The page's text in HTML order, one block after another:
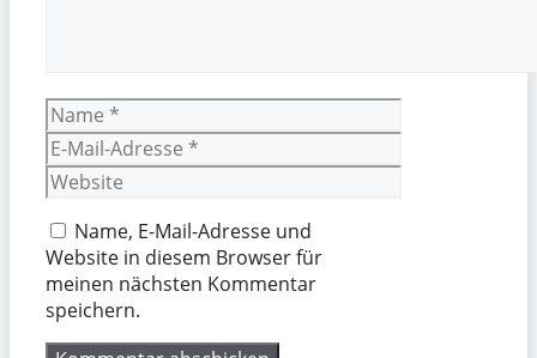
Name
E-
Mail-
Adresse
Website
Name, E-Mail-Adresse und
Website in diesem Browser für
meinen nächsten Kommentar
speichern.